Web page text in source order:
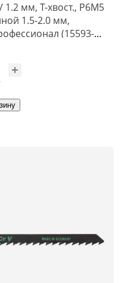
мм, T-хвост., Р6М5
1.5-2.0 мм,
(15593-